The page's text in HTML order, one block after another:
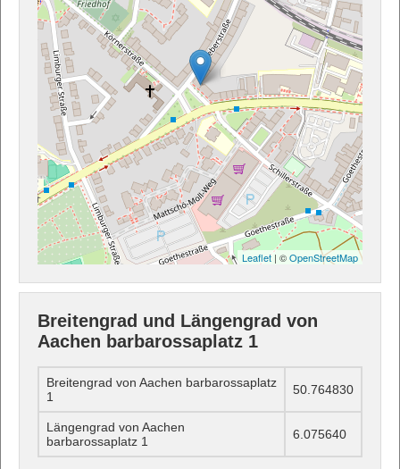
Leaflet | ©OpenStreetMap
Breitengrad und Längengrad von
Aachen barbarossaplatz 1
Breitengrad von Aachen barbarossaplatz
1
50.764830
Längengrad von Aachen
barbarossaplatz 1
6.075640